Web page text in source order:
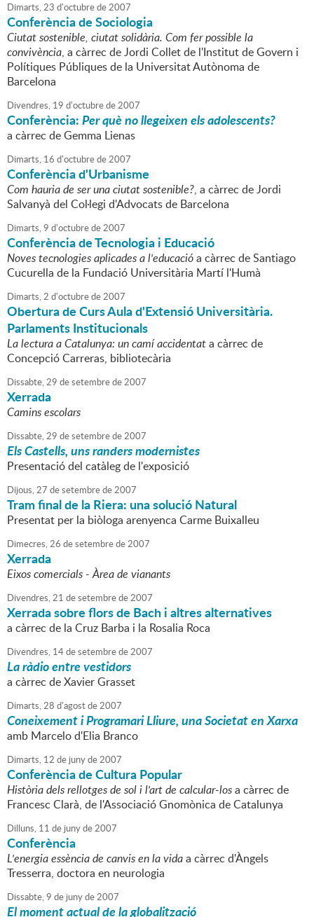
Dimarts,23 d'octubrede2007
Conferència de Sociologia
Ciutat sostenible, ciutat solidària. Com fer possible la
convivència, a càrrec de Jordi Collet de l'Institut de Govern i
Polítiques Públiques de la Universitat Autònoma de
Barcelona
Divendres, 19 d'octubrede2007
Conferència:Per què no llegeixen els adolescents?
a càrrec de Gemma Lienas
Dimarts, 16 d'octubrede2007
Conferència d'Urbanisme
Com hauria de ser una ciutat sostenible?, a càrrec de Jordi
Salvanyà del Col·legi d'Advocats de Barcelona
Dimarts,9 d'octubrede2007
Conferència de Tecnologia i Educació
Noves tecnologies aplicades a l'educacióa càrrec de Santiago
Cucurella de la Fundació Universitària Martí l'Humà
Dimarts,2 d'octubrede2007
Obertura de Curs Aula d'Extensió Universitària.
Parlaments Institucionals
La lectura a Catalunya: un camí accidentata càrrec de
Concepció Carreras, bibliotecària
Dissabte,29 desetembrede2007
Xerrada
Camins escolars
Dissabte,29 desetembrede2007
Els Castells, uns randers modernistes
Presentació del catàleg de l'exposició
Dijous,27 desetembrede2007
Tram final de la Riera: una solució Natural
Presentat per la biòloga arenyenca Carme Buixalleu
Dimecres,26 desetembrede2007
Xerrada
Eixos comercials - Àrea de vianants
Divendres,21 desetembrede2007
Xerrada sobre flors de Bach i altres alternatives
a càrrec de la Cruz Barba i la Rosalia Roca
Divendres, 14desetembrede2007
La ràdio entre vestidors
a càrrec de Xavier Grasset
Dimarts,28 d'agostde2007
Coneixement i Programari Lliure, una Societat en Xarxa
amb Marcelo d'Elia Branco
Dimarts, 12 de junyde2007
Conferència de Cultura Popular
Història dels rellotges de sol i l'art de calcular-losa càrrec de
Francesc Clarà, de l'Associació Gnomònica de Catalunya
Dilluns, 11 de junyde2007
Conferència
L'energia essència de canvis en la vidaa càrrec d'Àngels
Tresserra, doctora en neurologia
Dissabte,9 de junyde2007
El moment actual de la globalització